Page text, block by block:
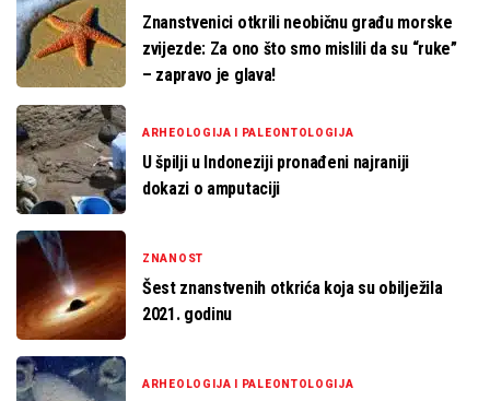
Znanstvenici otkrili neobičnu građu morske
zvijezde: Za ono što smo mislili da su “ruke”
– zapravo je glava!
ARHEOLOGIJA I PALEONTOLOGIJA
U špilji u Indoneziji pronađeni najraniji
dokazi o amputaciji
ZNANOST
Šest znanstvenih otkrića koja su obilježila
2021. godinu
ARHEOLOGIJA I PALEONTOLOGIJA